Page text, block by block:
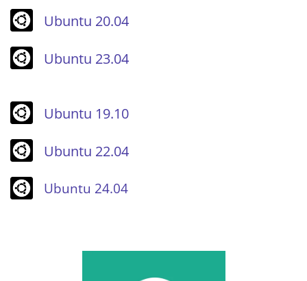
Ubuntu 20.04
Ubuntu 23.04
Ubuntu 19.10
Ubuntu 22.04
Ubuntu 24.04